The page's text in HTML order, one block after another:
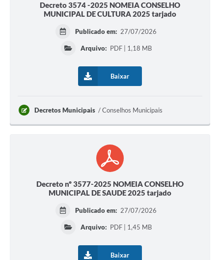
Decreto 3574 -2025 NOMEIA CONSELHO
MUNICIPAL DE CULTURA 2025 tarjado
Publicado em: 27/07/2026
Arquivo: PDF | 1,18 MB
Baixar
Decretos Municipais Conselhos Municipais
Decreto nº 3577-2025 NOMEIA CONSELHO
MUNICIPAL DE SAUDE 2025 tarjado
Publicado em: 27/07/2026
Arquivo: PDF | 1,45 MB
Baixar